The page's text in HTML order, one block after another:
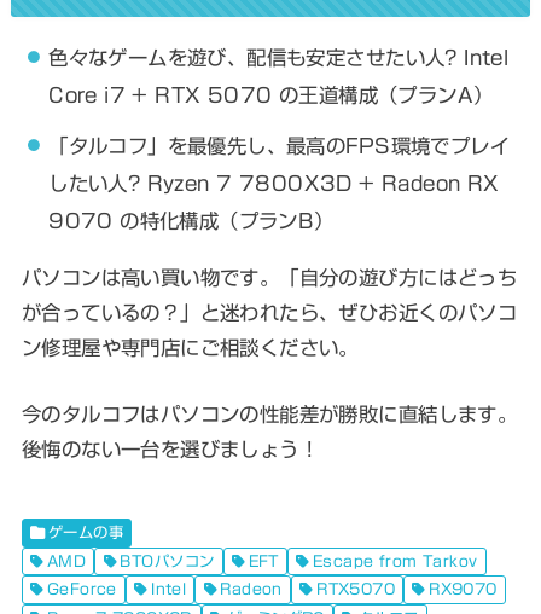
色々なゲームを遊び、配信も安定させたい人? Intel
Core i7 + RTX 5070 の王道構成（プランA）
「タルコフ」を最優先し、最高のFPS環境でプレイ
したい人? Ryzen 7 7800X3D + Radeon RX
9070 の特化構成（プランB）
パソコンは高い買い物です。「自分の遊び方にはどっち
が合っているの？」と迷われたら、ぜひお近くのパソコ
ン修理屋や専門店にご相談ください。
今のタルコフはパソコンの性能差が勝敗に直結します。
後悔のない一台を選びましょう！
ゲームの事
AMD
BTOパソコン EFT
Escape from Tarkov
GeForce
Intel Radeon RTX5070
RX9070